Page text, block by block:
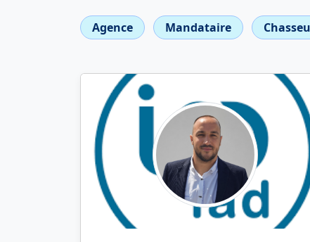
Agence Mandataire